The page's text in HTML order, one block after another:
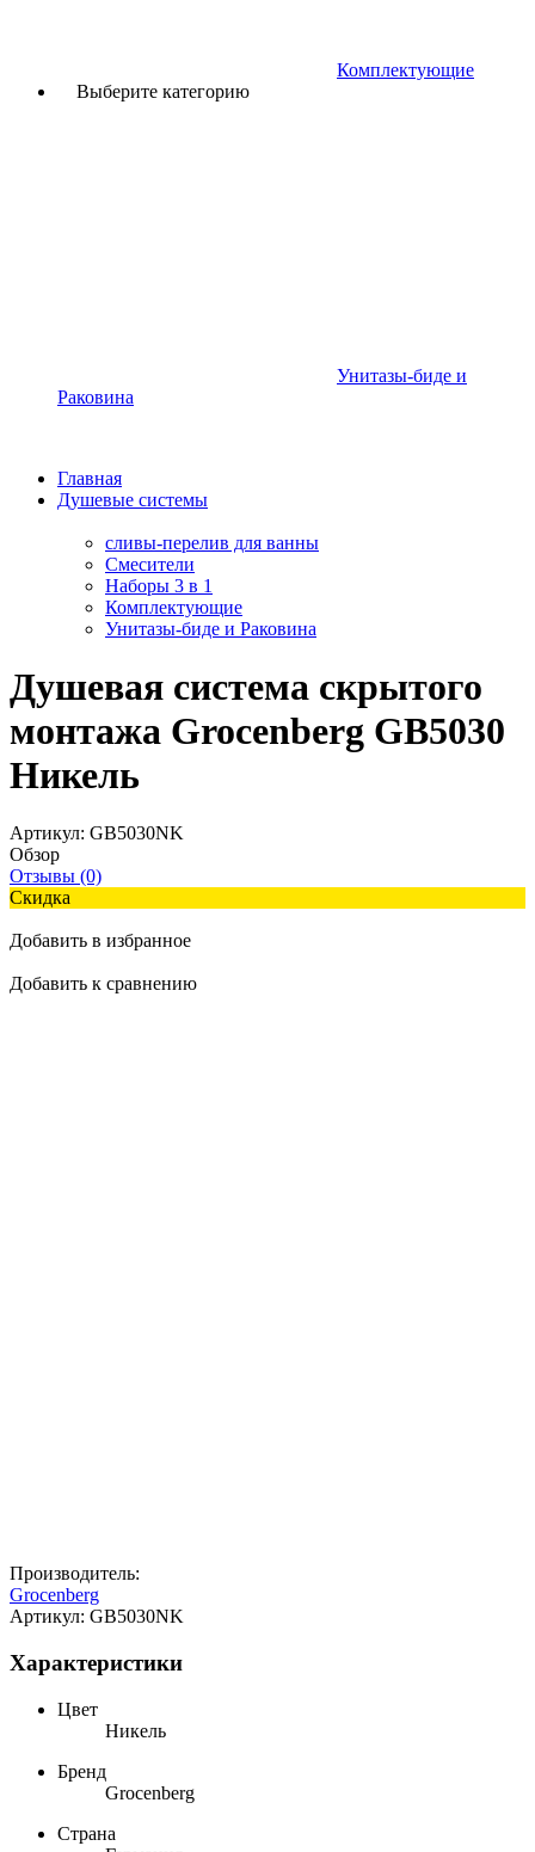
Комплектующие
Выберите категорию
Унитазы-биде и
Раковина
Главная
Душевые системы
сливы-перелив для ванны
Смесители
Наборы 3 в 1
Комплектующие
Унитазы-биде и Раковина
Душевая система скрытого
монтажа Grocenberg GB5030
Никель
Артикул: GB5030NK
Обзор
Отзывы (0)
Скидка
Добавить в избранное
Добавить к сравнению
Производитель:
Grocenberg
Артикул: GB5030NK
Характеристики
Цвет
Никель
Бренд
Grocenberg
Страна